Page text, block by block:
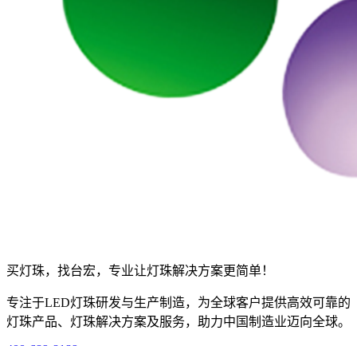
买灯珠，找台宏，专业让灯珠解决方案更简单！
专注于LED灯珠研发与生产制造，为全球客户提供高效可靠的
灯珠产品、灯珠解决方案及服务，助力中国制造业迈向全球。